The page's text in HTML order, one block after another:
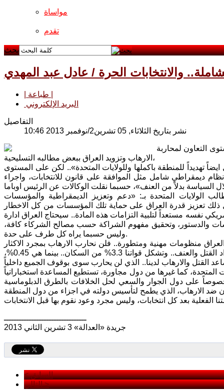
مواساة
تقدم
بحث
والانتخابات الحرة / عادل عبد المهدي
البريد الإلكتروني
التفاصيل
نشر بتاريخ الثلاثاء, 05 تشرين2/نوفمبر 2013 10:46
التعاون لمحاربة
الارهاب وتزويد العراق ببعض مطالبه التسليحية،
تهديداً للمنطقة باكملها وللولايات المتحدة».. لكن على المستوى
ديمقراطي شامل مثل الموافقة على قانون للانتخابات، واجراء
الولايات المتحدة بـ: «دعم وتعزيز الديمقراطية والمؤسسات
ذلك تعزيز قدرة العراق على حماية تلك المؤسسات من كل الاخطار
نفسه مستعداً لتلبية التزامات هذه المادة.. سيحتاج العراق ادارة
والدستور، وتحقيق مفهوم الشراكة حسب مصالح الشركاء كافة،
وليس حسبما يراه كل طرف على حدة.
منظومات مهنية ومتطورة.. فلن نحارب الارهاب بمجرد الاكثار
من العسكرة والتسلح.. فالانفاق على الامن هو الاعلى بين القطاعات، رغم ذلك يزداد القتل والعنف.. وتشكل قواتنا 3.3% من السكان.. بينما هي 0.45%،
يتصاعد القتل والارهاب لدينا.. الذي لن يحارب سوى بوقوف الجميع داخلياً
كما غيرها من دول مجاورة، تستطيع المساعدة استخباراتياً
خصوصاً على دول الجوار والسعي لحل الخلافات بالطرق الدبلوماسية
ـــــــــــــــــــــــــــــــــ
جريدة «العدالة» 3 تشرين الثاني 2013
< السابق
التالي >